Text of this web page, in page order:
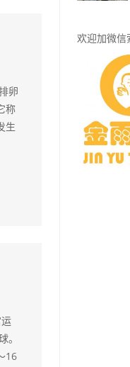
卵
称
生
。
16
欢迎加微信